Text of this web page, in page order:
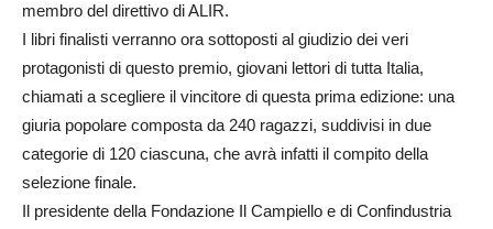
membro del direttivo di ALIR.
I libri finalisti verranno ora sottoposti al giudizio dei veri
protagonisti di questo premio, giovani lettori di tutta Italia,
chiamati a scegliere il vincitore di questa prima edizione: una
giuria popolare composta da 240 ragazzi, suddivisi in due
categorie di 120 ciascuna, che avrà infatti il compito della
selezione finale.
Il presidente della Fondazione Il Campiello e di Confindustria